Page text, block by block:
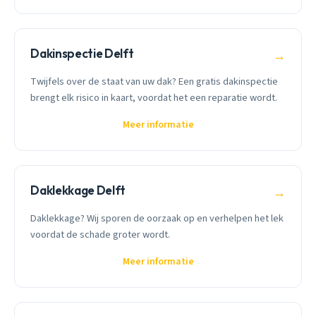
Dakinspectie Delft →
Twijfels over de staat van uw dak? Een gratis dakinspectie
brengt elk risico in kaart, voordat het een reparatie wordt.
Meer informatie
Daklekkage Delft →
Daklekkage? Wij sporen de oorzaak op en verhelpen het lek
voordat de schade groter wordt.
Meer informatie